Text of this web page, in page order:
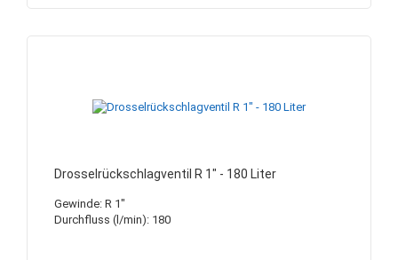
Drosselrückschlagventil R 1" - 180 Liter
Gewinde: R 1"
Durchfluss (l/min): 180